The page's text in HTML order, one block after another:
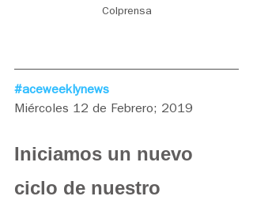
Colprensa
#aceweeklynews
Miércoles 12 de Febrero; 2019
Iniciamos un nuevo
ciclo de nuestro